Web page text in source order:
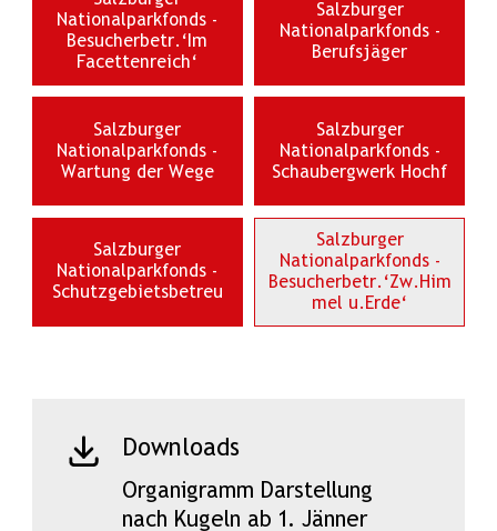
Nationalparkfonds -
Besucherbetr.‘Im
Facettenreich‘
Salzburger
Nationalparkfonds -
Berufsjäger
Salzburger
Nationalparkfonds -
Wartung der Wege
Salzburger
Nationalparkfonds -
Schaubergwerk Hochf
Salzburger
Nationalparkfonds -
Schutzgebietsbetreu
Salzburger
Nationalparkfonds -
Besucherbetr.‘Zw.Him
mel u.Erde‘
Downloads
Organigramm Darstellung
nach Kugeln ab 1. Jänner